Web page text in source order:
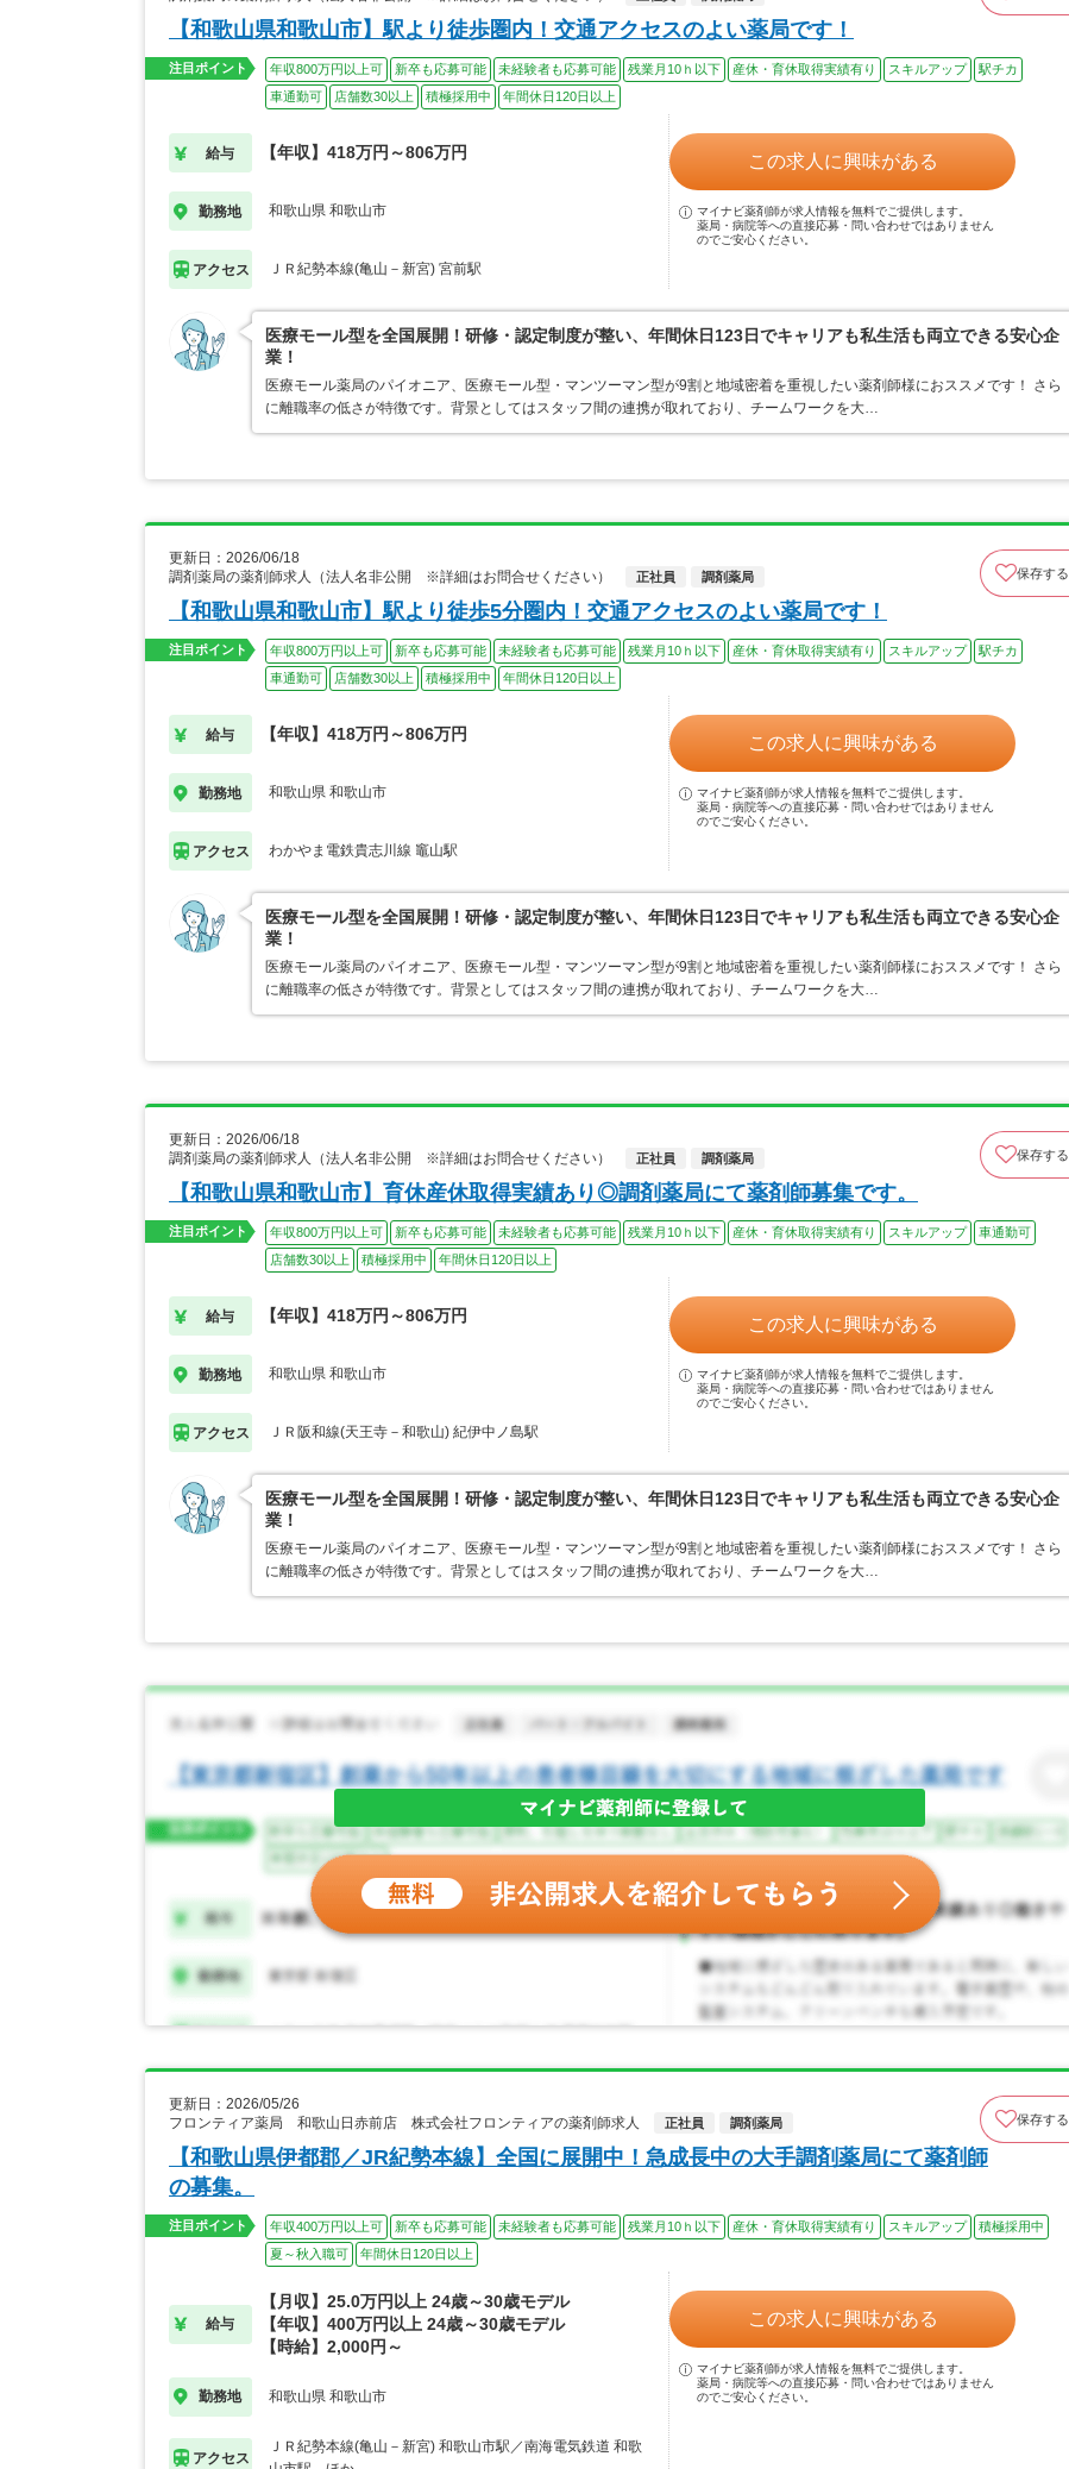
【和歌山県和歌山市】駅より徒歩圏内！交通アクセスのよい薬局です！
注目ポイント 年収800万円以上可 新卒も応募可能 未経験者も応募可能 残業月10ｈ以下 産休・育休取得実績有り スキルアップ
駅チカ
車通勤可
店舗数30以上 積極採用中 年間休日120日以上
給与 【年収】418万円～806万円
勤務地 和歌山県 和歌山市
アクセス ＪＲ紀勢本線(亀山－新宮) 宮前駅
この求人に興味がある
マイナビ薬剤師が求人情報を無料でご提供します。
薬局・病院等への直接応募・問い合わせではありません
のでご安心ください。
医療モール型を全国展開！研修・認定制度が整い、年間休日123日でキャリアも私生活も両立できる安心企
業！
医療モール薬局のパイオニア、医療モール型・マンツーマン型が9割と地域密着を重視したい薬剤師様におススメです！ さら
に離職率の低さが特徴です。背景としてはスタッフ間の連携が取れており、チームワークを大…
更新日：2026/06/18
調剤薬局の薬剤師求人（法人名非公開 ※詳細はお問合せください）
正社員 調剤薬局 保存する
【和歌山県和歌山市】駅より徒歩5分圏内！交通アクセスのよい薬局です！
注目ポイント 年収800万円以上可 新卒も応募可能 未経験者も応募可能 残業月10ｈ以下 産休・育休取得実績有り スキルアップ
駅チカ
車通勤可
店舗数30以上 積極採用中 年間休日120日以上
給与 【年収】418万円～806万円
勤務地 和歌山県 和歌山市
アクセス わかやま電鉄貴志川線 竈山駅
この求人に興味がある
マイナビ薬剤師が求人情報を無料でご提供します。
薬局・病院等への直接応募・問い合わせではありません
のでご安心ください。
医療モール型を全国展開！研修・認定制度が整い、年間休日123日でキャリアも私生活も両立できる安心企
業！
医療モール薬局のパイオニア、医療モール型・マンツーマン型が9割と地域密着を重視したい薬剤師様におススメです！ さら
に離職率の低さが特徴です。背景としてはスタッフ間の連携が取れており、チームワークを大…
更新日：2026/06/18
調剤薬局の薬剤師求人（法人名非公開 ※詳細はお問合せください）
正社員 調剤薬局 保存する
【和歌山県和歌山市】育休産休取得実績あり◎調剤薬局にて薬剤師募集です。
注目ポイント 年収800万円以上可 新卒も応募可能 未経験者も応募可能 残業月10ｈ以下 産休・育休取得実績有り スキルアップ
車通勤可
店舗数30以上
積極採用中 年間休日120日以上
給与 【年収】418万円～806万円
勤務地 和歌山県 和歌山市
アクセス ＪＲ阪和線(天王寺－和歌山) 紀伊中ノ島駅
この求人に興味がある
マイナビ薬剤師が求人情報を無料でご提供します。
薬局・病院等への直接応募・問い合わせではありません
のでご安心ください。
医療モール型を全国展開！研修・認定制度が整い、年間休日123日でキャリアも私生活も両立できる安心企
業！
医療モール薬局のパイオニア、医療モール型・マンツーマン型が9割と地域密着を重視したい薬剤師様におススメです！ さら
に離職率の低さが特徴です。背景としてはスタッフ間の連携が取れており、チームワークを大…
更新日：2026/05/26
フロンティア薬局 和歌山日赤前店 株式会社フロンティアの薬剤師求人
正社員 調剤薬局 保存する
【和歌山県伊都郡／JR紀勢本線】全国に展開中！急成長中の大手調剤薬局にて薬剤師
の募集。
注目ポイント 年収400万円以上可 新卒も応募可能 未経験者も応募可能 残業月10ｈ以下 産休・育休取得実績有り スキルアップ
積極採用中
夏～秋入職可
年間休日120日以上
給与
【月収】25.0万円以上 24歳～30歳モデル
【年収】400万円以上 24歳～30歳モデル
【時給】2,000円～
勤務地 和歌山県 和歌山市
アクセス
ＪＲ紀勢本線(亀山－新宮) 和歌山市駅／南海電気鉄道 和歌
この求人に興味がある
マイナビ薬剤師が求人情報を無料でご提供します。
薬局・病院等への直接応募・問い合わせではありません
のでご安心ください。